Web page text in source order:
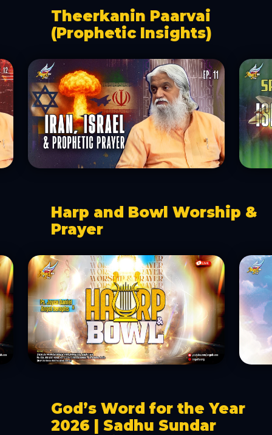
Theerkanin Paarvai
(Prophetic Insights)
Harp and Bowl Worship &
Prayer
God’s Word for the Year
2026 | Sadhu Sundar